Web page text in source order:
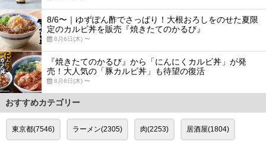
8/6〜｜ゆずぽん酢でさっぱり！大根おろしをのせた夏限
定のカルビ丼を販売『焼きたてのかるび』
8月6日(木) 〜
『焼きたてのかるび』から「にんにくカルビ丼」が発
売！大人気の「豚カルビ丼」も待望の復活
8月6日(木) 〜
おすすめカテゴリー
東京都(7546) ラーメン(2305) 肉(2253) 居酒屋(1804)